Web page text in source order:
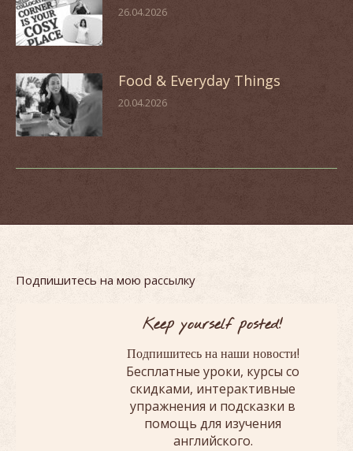
26.04.2026
Food & Everyday Things
20.04.2026
Подпишитесь на мою рассылку
Keep yourself posted!
Подпишитесь на наши новости!
Бесплатные уроки, курсы со
скидками, интерактивные
упражнения и подсказки в
помощь для изучения
английского.